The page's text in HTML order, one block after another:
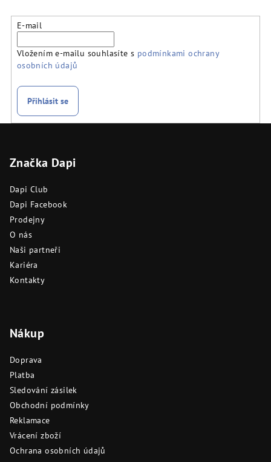
E-mail
Vložením e-mailu souhlasíte s podmínkami ochrany
osobních údajů
Přihlásit se
Značka Dapi
Dapi Club
Dapi Facebook
Prodejny
O nás
Naši partneři
Kariéra
Kontakty
Nákup
Doprava
Platba
Sledování zásilek
Obchodní podmínky
Reklamace
Vrácení zboží
Ochrana osobních údajů